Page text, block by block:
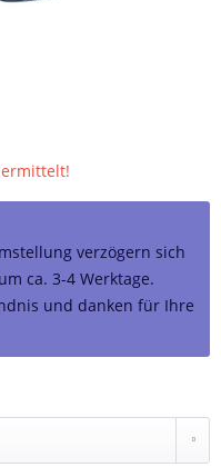
verzögern sich
ca. 3-4 Werktage.
und danken für Ihre